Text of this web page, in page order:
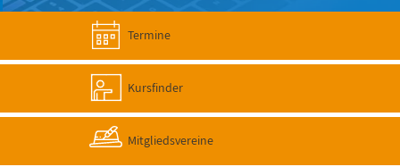
Termine
Kursfinder
Mitgliedsvereine